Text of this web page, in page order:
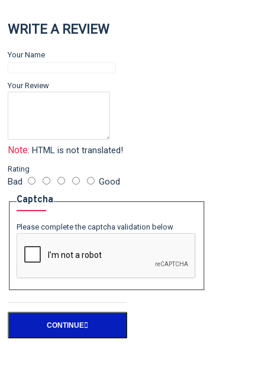
WRITE A REVIEW
Your Name
Your Review
Note: HTML is not translated!
Rating
Bad Good
Captcha
Please complete the captcha validation below
CONTINUE